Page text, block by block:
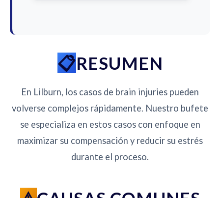
RESUMEN
En Lilburn, los casos de brain injuries pueden
volverse complejos rápidamente. Nuestro bufete
se especializa en estos casos con enfoque en
maximizar su compensación y reducir su estrés
durante el proceso.